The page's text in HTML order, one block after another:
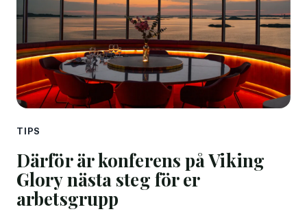
TIPS
Därför är konferens på Viking
Glory nästa steg för er
arbetsgrupp